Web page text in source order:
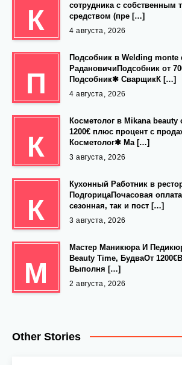
К
сотрудника с собственным
средством (пре […]
4 августа, 2026
П
Подсобник в Welding monte
РадановичиПодсобник от
Подсобник✱ СварщикК […]
4 августа, 2026
К
Косметолог в Mikana beauty
1200€ плюс процент с
Косметолог✱ Ма […]
3 августа, 2026
К
Кухонный Работник в
ПодгорицаПочасовая
сезонная, так и пост […]
3 августа, 2026
М
Мастер Маникюра И
Beauty Time, БудваОт
Выполня […]
2 августа, 2026
Other Stories